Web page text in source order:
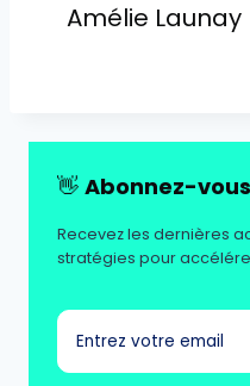
Amélie Launay
👋 Abonnez-
Recevez les dernières
stratégies pour